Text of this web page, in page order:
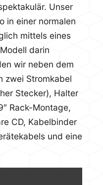
Unser
in einer normalen
mittels eines
darin
wir neben dem
zwei Stromkabel
Stecker), Halter
Rack-Montage,
CD, Kabelbinder
und eine